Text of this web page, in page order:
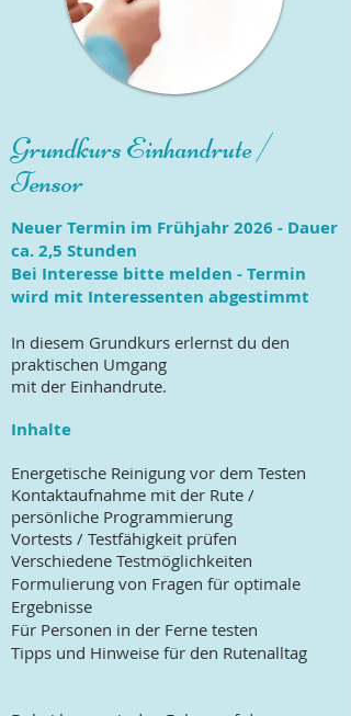
Grundkurs Einhandrute /
Tensor
Neuer Termin im Frühjahr 2026 - Dauer
ca. 2,5 Stunden
Bei Interesse bitte melden - Termin
wird mit Interessenten abgestimmt
In diesem Grundkurs erlernst du den
praktischen Umgang
mit der Einhandrute.
Inhalte
Energetische Reinigung vor dem Testen
Kontaktaufnahme mit der Rute /
persönliche Programmierung
Vortests / Testfähigkeit prüfen
Verschiedene Testmöglichkeiten
Formulierung von Fragen für optimale
Ergebnisse
Für Personen in der Ferne testen
Tipps und Hinweise für den Rutenalltag